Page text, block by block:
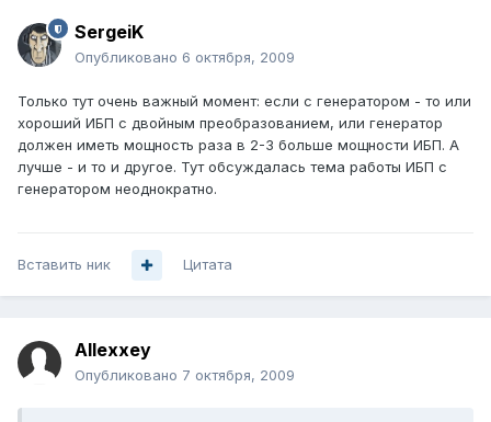
SergeiK
Опубликовано 6 октября, 2009
Только тут очень важный момент: если с генератором - то или
хороший ИБП с двойным преобразованием, или генератор
должен иметь мощность раза в 2-3 больше мощности ИБП. А
лучше - и то и другое. Тут обсуждалась тема работы ИБП с
генератором неоднократно.
Вставить ник Цитата
Allexxey
Опубликовано 7 октября, 2009